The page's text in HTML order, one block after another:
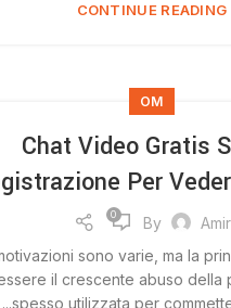
CONTINUE READING
OM
Chat Video Gratis
Per
By Amir
0
sono varie, ma la
il crescente abuso della
spesso utilizzata per